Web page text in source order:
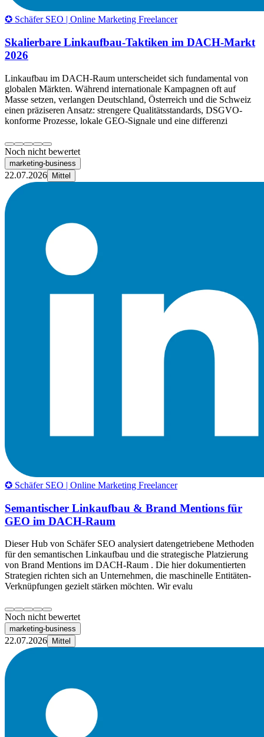
✪ Schäfer SEO | Online Marketing Freelancer
Skalierbare Linkaufbau-Taktiken im DACH-Markt
2026
Linkaufbau im DACH-Raum unterscheidet sich fundamental von
globalen Märkten. Während internationale Kampagnen oft auf
Masse setzen, verlangen Deutschland, Österreich und die Schweiz
einen präziseren Ansatz: strengere Qualitätsstandards, DSGVO-
konforme Prozesse, lokale GEO-Signale und eine differenzi
Noch nicht bewertet
marketing-business
22.07.2026 Mittel
✪ Schäfer SEO | Online Marketing Freelancer
Semantischer Linkaufbau & Brand Mentions für
GEO im DACH-Raum
Dieser Hub von Schäfer SEO analysiert datengetriebene Methoden
für den semantischen Linkaufbau und die strategische Platzierung
von Brand Mentions im DACH-Raum . Die hier dokumentierten
Strategien richten sich an Unternehmen, die maschinelle Entitäten-
Verknüpfungen gezielt stärken möchten. Wir evalu
Noch nicht bewertet
marketing-business
22.07.2026 Mittel